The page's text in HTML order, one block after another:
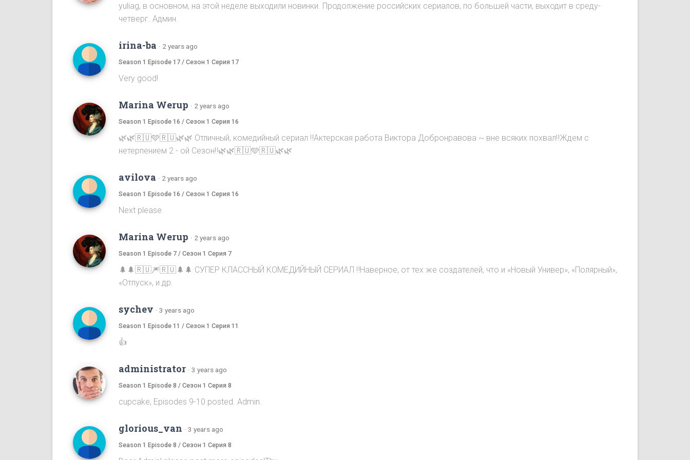
yuliag, в основном, на этой неделе выходили новинки. Продолжение российских сериалов, по большей части, выходит в среду-
четверг. Админ.
irina-ba · 2 years ago
Season 1 Episode 17 / Сезон 1 Серия 17
Very good!
Marina Werup · 2 years ago
Season 1 Episode 16 / Сезон 1 Серия 16
🌿🌿🇷🇺🩵🇷🇺🌿🌿 Отличный, комедийный сериал ‼️Актерская работа Виктора Добронравова ~ вне всяких похвал‼️Ждем с
нетерпением 2 - ой Сезон‼️🌿🌿🇷🇺🩵🇷🇺🌿🌿
avilova · 2 years ago
Season 1 Episode 16 / Сезон 1 Серия 16
Next please
Marina Werup · 2 years ago
Season 1 Episode 7 / Сезон 1 Серия 7
🌲🌲🇷🇺🎆🇷🇺🌲🌲 СУПЕР КЛАССНЫЙ КОМЕДИЙНЫЙ СЕРИАЛ ‼️Наверное, от тех же создателей, что и «Новый Универ», «Полярный»,
«Отпуск», и др.
sychev · 3 years ago
Season 1 Episode 11 / Сезон 1 Серия 11
👍
administrator · 3 years ago
Season 1 Episode 8 / Сезон 1 Серия 8
cupcake, Episodes 9-10 posted. Admin.
glorious_van · 3 years ago
Season 1 Episode 8 / Сезон 1 Серия 8